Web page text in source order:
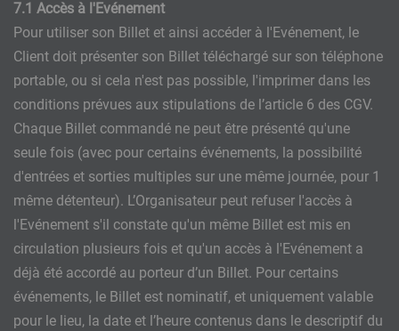
7.1 Accès à l'Evénement
Pour utiliser son Billet et ainsi accéder à l'Evénement, le
Client doit présenter son Billet téléchargé sur son téléphone
portable, ou si cela n'est pas possible, l'imprimer dans les
conditions prévues aux stipulations de l’article 6 des CGV.
Chaque Billet commandé ne peut être présenté qu'une
seule fois (avec pour certains événements, la possibilité
d'entrées et sorties multiples sur une même journée, pour 1
même détenteur). L’Organisateur peut refuser l'accès à
l'Evénement s'il constate qu'un même Billet est mis en
circulation plusieurs fois et qu'un accès à l'Evénement a
déjà été accordé au porteur d’un Billet. Pour certains
événements, le Billet est nominatif, et uniquement valable
pour le lieu, la date et l’heure contenus dans le descriptif du